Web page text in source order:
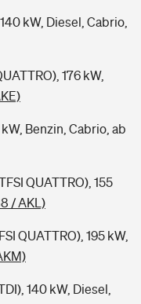
kW, Diesel, Cabrio,
176 kW,
Benzin, Cabrio, ab
QUATTRO), 155
/ AKL)
QUATTRO), 195 kW,
140 kW, Diesel,